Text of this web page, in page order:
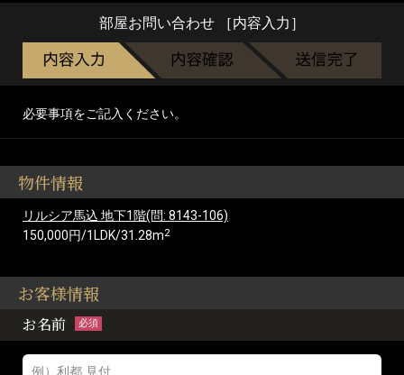
部屋お問い合わせ ［内容入力］
必要事項をご記入ください。
物件情報
リルシア馬込 地下1階(問: 8143-106)
150,000円/1LDK/31.28m2
お客様情報
お名前 必須